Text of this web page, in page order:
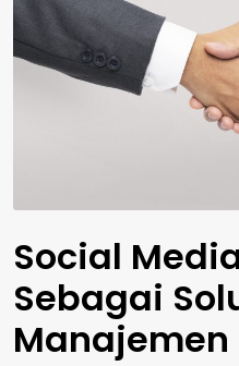
Hubungi Kami
Social
Sebagai
Manajemen